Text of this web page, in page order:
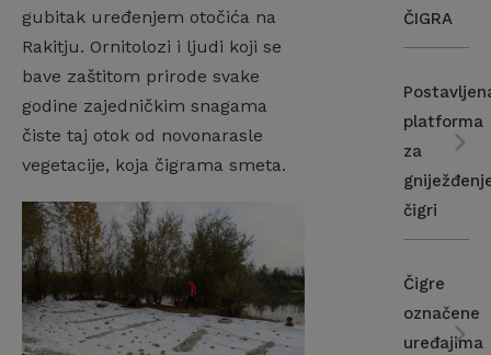
gubitak uređenjem otočića na
Rakitju. Ornitolozi i ljudi koji se
bave zaštitom prirode svake
godine zajedničkim snagama
čiste taj otok od novonarasle
vegetacije, koja čigrama smeta.
ČIGRA
platforma
za
čigri
Čigre
označene
uređajima